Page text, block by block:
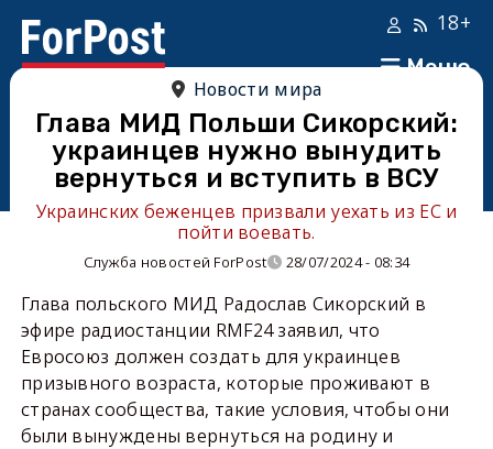
Меню
18+
Новости мира
Глава МИД Польши Сикорский:
украинцев нужно вынудить
вернуться и вступить в ВСУ
Украинских беженцев призвали уехать из ЕС и
пойти воевать.
Служба новостей ForPost 28/07/2024 - 08:34
Глава польского МИД Радослав Сикорский в
эфире радиостанции RMF24 заявил, что
Евросоюз должен создать для украинцев
призывного возраста, которые проживают в
странах сообщества, такие условия, чтобы они
были вынуждены вернуться на родину и